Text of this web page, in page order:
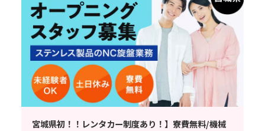
宮城県初！！レンタカー制度あり！】寮費無料/機械